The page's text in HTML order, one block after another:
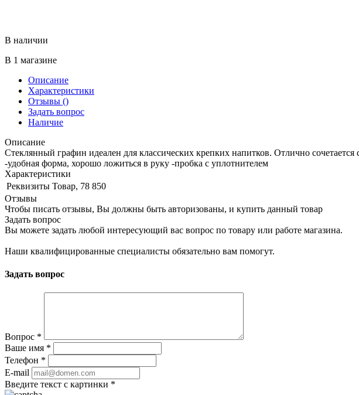
В наличии
В 1 магазине
Описание
Характеристики
Отзывы ()
Задать вопрос
Наличие
Описание
Стеклянный графин идеален для классических крепких напитков. Отлично
-удобная форма, хорошо ложиться в руку -пробка с уплотнителем
Характеристики
Реквизиты Товар, 78 850
Отзывы
Чтобы писать отзывы, Вы должны быть авторизованы, и купить данный товар
Задать вопрос
Вы можете задать любой интересующий вас вопрос по товару или работе магазина.
Наши квалифицированные специалисты обязательно вам помогут.
Задать вопрос
Вопрос *
Ваше имя *
Телефон *
E-mail
Введите текст с картинки *